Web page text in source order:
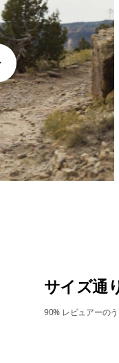
サイズ通
90% レビュアーの